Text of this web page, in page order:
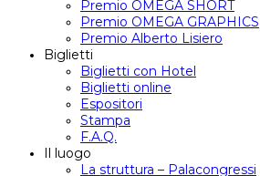
Premio OMEGA SHORT
Premio OMEGA GRAPHICS
Premio Alberto Lisiero
Biglietti
Biglietti con Hotel
Biglietti online
Espositori
Stampa
F.A.Q.
Il luogo
La struttura – Palacongressi